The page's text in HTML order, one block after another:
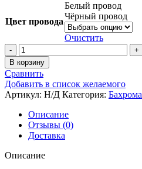
Цвет провода
Белый провод
Чёрный провод
Очистить
Количество
товара
УЛИЧНАЯ
Гирлянда
бахрома,
12
метров,
IP
54,
провод
ПВХ
В корзину
Сравнить
Добавить в список желаемого
Артикул: Н/Д Категория: Бахрома
Описание
Отзывы (0)
Доставка
Описание